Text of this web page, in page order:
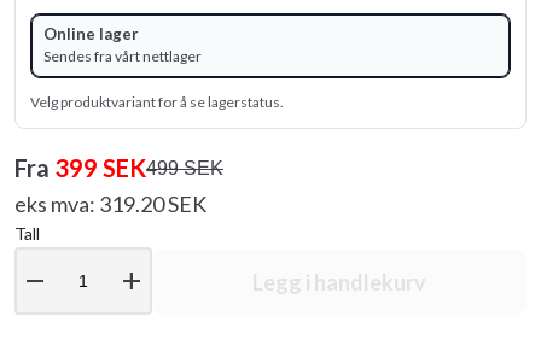
Online lager
Sendes fra vårt nettlager
Velg produktvariant for å se lagerstatus.
Fra 399 SEK499 SEK
eks mva: 319.20 SEK
Tall
remove add Legg i handlekurv